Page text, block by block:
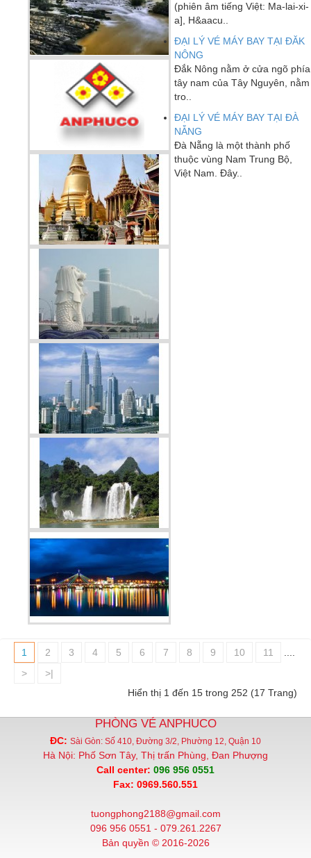
(phiên âm tiếng Việt: Ma-lai-xi-
a], H&aacu..
ĐẠI LÝ VÉ MÁY BAY TẠI ĐĂK
NÔNG
Đắk Nông nằm ở cửa ngõ phía
tây nam của Tây Nguyên, nằm
tro..
ĐẠI LÝ VÉ MÁY BAY TẠI ĐÀ
NẴNG
Đà Nẵng là một thành phố
thuộc vùng Nam Trung Bộ,
Việt Nam. Đây..
1 2 3 4 5 6 7 8 9 10 11
>
>|
Hiển thị 1 đến 15 trong 252 (17 Trang)
PHÒNG VÉ ANPHUCO
ĐC: Sài Gòn: Số 410, Đường 3/2, Phường 12, Quận 10
Hà Nội: Phố Sơn Tây, Thị trấn Phùng, Đan Phượng
Call center: 096 956 0551
Fax: 0969.560.551
tuongphong2188@gmail.com
096 956 0551 - 079.261.2267
Bản quyền © 2016-2026